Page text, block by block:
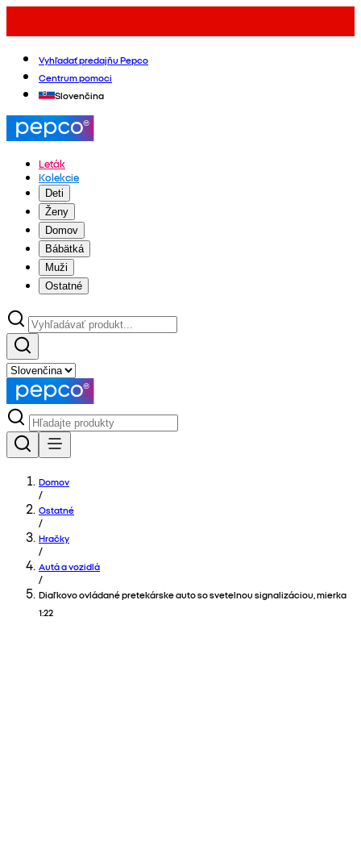
Vyhľadať predajňu Pepco
Centrum pomoci
Slovenčina
Leták
Kolekcie
Deti
Ženy
Domov
Bábätká
Muži
Ostatné
Domov
/
Ostatné
/
Hračky
/
Autá a vozidlá
/
Diaľkovo ovládané pretekárske auto so svetelnou signalizáciou, mierka
1:22